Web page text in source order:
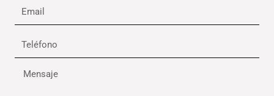
Email
Teléfono
Mensaje